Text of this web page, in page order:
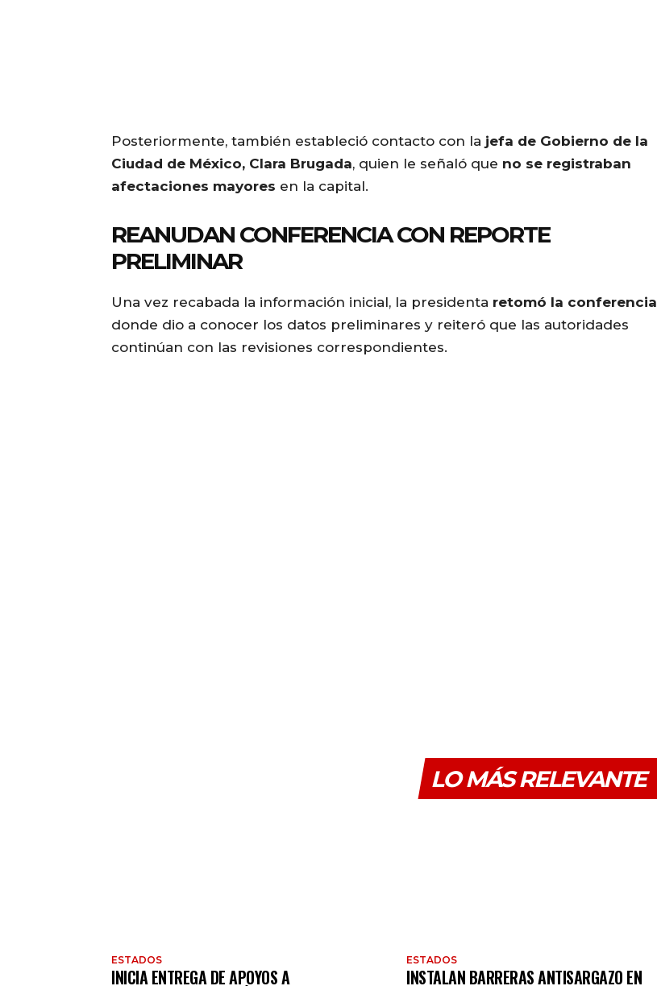
Posteriormente, también estableció contacto con la jefa de Gobierno de la
Ciudad de México, Clara Brugada, quien le señaló que no se registraban
afectaciones mayores en la capital.
REANUDAN CONFERENCIA CON REPORTE
PRELIMINAR
Una vez recabada la información inicial, la presidenta retomó la conferencia
donde dio a conocer los datos preliminares y reiteró que las autoridades
continúan con las revisiones correspondientes.
LO MÁS RELEVANTE
ESTADOS
INICIA ENTREGA DE APOYOS A
ESTADOS
INSTALAN BARRERAS ANTISARGAZO EN